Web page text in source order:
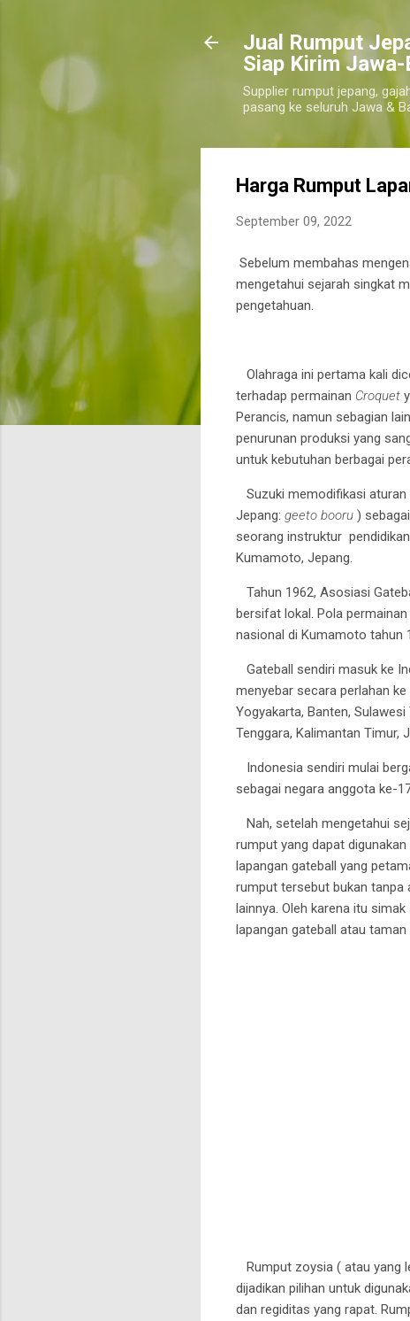
​Jual Rumput
Siap Kirim Jawa-
Supplier rumput jepang,
pasang ke seluruh Jawa &
Harga Rumput
September 09, 2022
Sebelum membahas
mengetahui sejarah singkat
pengetahuan.
Olahraga ini pertama kali
terhadap permainan Croquet
Perancis, namun sebagian
penurunan produksi yang
untuk kebutuhan berbagai
Suzuki memodifikasi aturan
Jepang: geeto booru )
seorang instruktur
Kumamoto, Jepang.
Tahun 1962, Asosiasi
bersifat lokal. Pola
nasional di Kumamoto tahun
Gateball sendiri masuk ke
menyebar secara perlahan
Yogyakarta, Banten,
Tenggara, Kalimantan Timur,
Indonesia sendiri mulai
sebagai negara anggota ke-
Nah, setelah mengetahui
rumput yang dapat
lapangan gateball yang
rumput tersebut bukan tanpa
lainnya. Oleh karena itu
lapangan gateball atau taman
Rumput zoysia ( atau yang
dijadikan pilihan untuk
dan regiditas yang rapat.